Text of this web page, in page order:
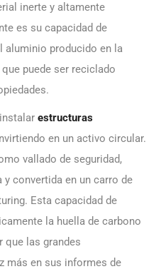
inerte y altamente
es su capacidad de
aluminio producido en la
puede ser reciclado
estructuras
en un activo circular.
vallado de seguridad,
y convertida en un carro de
Esta capacidad de
la huella de carbono
que las grandes
más en sus informes de